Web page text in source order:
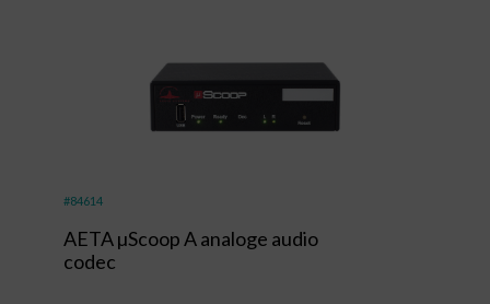
#84614
AETA µScoop A analoge audio
codec